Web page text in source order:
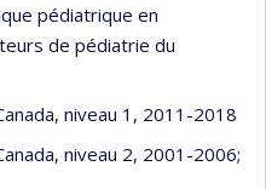
pédiatrique en
de pédiatrie du
niveau 1, 2011-2018
niveau 2, 2001-2006;